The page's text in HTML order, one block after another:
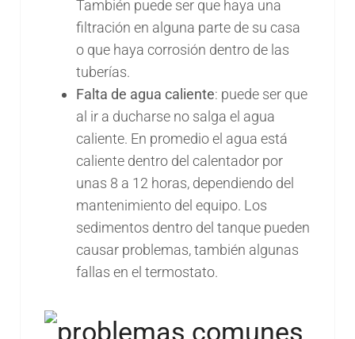
También puede ser que haya una
filtración en alguna parte de su casa
o que haya corrosión dentro de las
tuberías.
Falta de agua caliente: puede ser que
al ir a ducharse no salga el agua
caliente. En promedio el agua está
caliente dentro del calentador por
unas 8 a 12 horas, dependiendo del
mantenimiento del equipo. Los
sedimentos dentro del tanque pueden
causar problemas, también algunas
fallas en el termostato.